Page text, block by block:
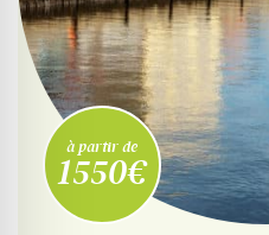
à partir de
1550€